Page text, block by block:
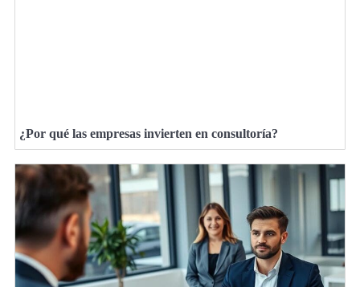
¿Por qué las empresas invierten en consultoría?